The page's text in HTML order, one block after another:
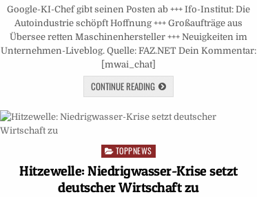
Google-KI-Chef gibt seinen Posten ab +++ Ifo-Institut: Die
Autoindustrie schöpft Hoffnung +++ Großaufträge aus
Übersee retten Maschinenhersteller +++ Neuigkeiten im
Unternehmen-Liveblog. Quelle: FAZ.NET Dein Kommentar:
[mwai_chat]
CONTINUE READING
Posted
TOPPNEWS
Hitzewelle: Niedrigwasser-Krise setzt
deutscher Wirtschaft zu